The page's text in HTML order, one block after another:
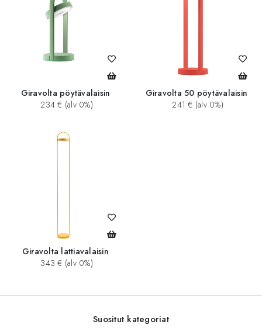
Giravolta pöytävalaisin
234 € (alv 0%)
Giravolta 50 pöytävalaisin
241 € (alv 0%)
Giravolta lattiavalaisin
343 € (alv 0%)
Suositut kategoriat